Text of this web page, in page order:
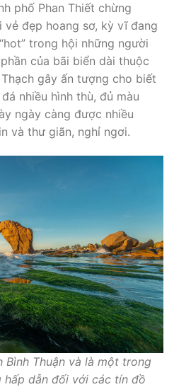
phố Phan Thiết chừng
vẻ đẹp hoang sơ, kỳ vĩ đang
trong hội những người
của bãi biển dài thuộc
gây ấn tượng cho biết
nhiều hình thù, đủ màu
ngày càng được nhiều
và thư giãn, nghỉ ngơi.
Bình Thuận và là một trong
hấp dẫn đối với các tín đồ